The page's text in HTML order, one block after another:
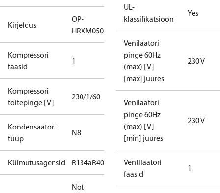
Kirjeldus
OP-
HRXM0500UWG000N
Kompressori
faasid
1
Kompressori
toitepinge [V]
230/1/60
Kondensaatori
tüüp
N8
Külmutusagensid R134aR404A R448AR449AR452A
Not
UL-
klassifikatsioon
Yes
Venilaatori
pinge 60Hz
(max) [V]
[max] juures
230 V
Venilaatori
pinge 60Hz
(max) [V]
[min] juures
230 V
Ventilaatori
faasid
1